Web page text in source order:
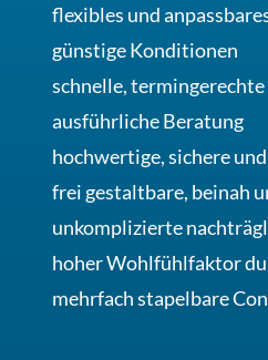
flexibles und
günstige Konditionen
schnelle,
ausführliche Beratung
hochwertige, sichere
frei gestaltbare, beinah
unkomplizierte
hoher Wohlfühlfaktor
mehrfach stapelbare